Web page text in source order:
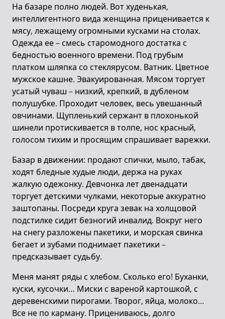
На базаре полно людей. Вот худенькая,
интеллигентного вида женщина приценивается к
мясу, лежащему огромными кусками на столах.
Одежда ее – смесь старомодного достатка с
бедностью военного времени. Под грубым
платком шляпка со стеклярусом. Ватник. Цветное
мужское кашне. Эвакуированная. Мясом торгует
усатый чуваш – низкий, крепкий, в дубленом
полушубке. Проходит человек, весь увешанный
овчинами. Щупленький сержант в плохонькой
шинели протискивается в толпе, нос красный,
голосом тихим и просящим спрашивает варежки.
Базар в движении: продают спички, мыло, табак,
ходят бледные худые люди, держа на руках
жалкую одежонку. Девчонка лет двенадцати
торгует детскими чулками, некоторые аккуратно
заштопаны. Посреди круга зевак на холщовой
подстилке сидит безногий инвалид. Вокруг него
на снегу разложены пакетики, и морская свинка
бегает и зубами поднимает пакетики –
предсказывает судьбу.
Меня манят ряды с хлебом. Сколько его! Буханки,
куски, кусочки… Миски с вареной картошкой, с
деревенскими пирогами. Творог, яйца, молоко…
Все не по карману. Прицениваюсь, долго